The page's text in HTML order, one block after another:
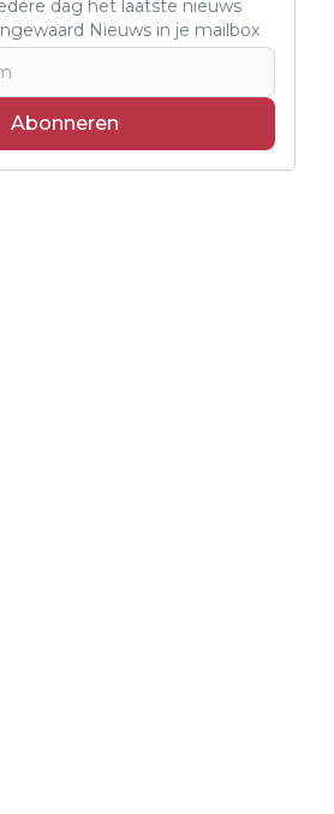
dag het laatste nieuws
Nieuws in je mailbox
Abonneren